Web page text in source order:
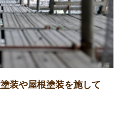
装や屋根塗装を施して